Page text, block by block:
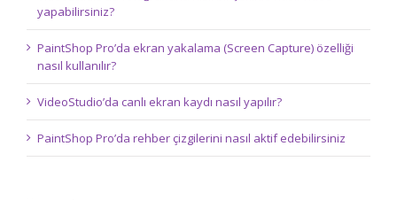
yapabilirsiniz?
PaintShop Pro’da ekran yakalama (Screen Capture) özelliği
nasıl kullanılır?
VideoStudio’da canlı ekran kaydı nasıl yapılır?
PaintShop Pro’da rehber çizgilerini nasıl aktif edebilirsiniz